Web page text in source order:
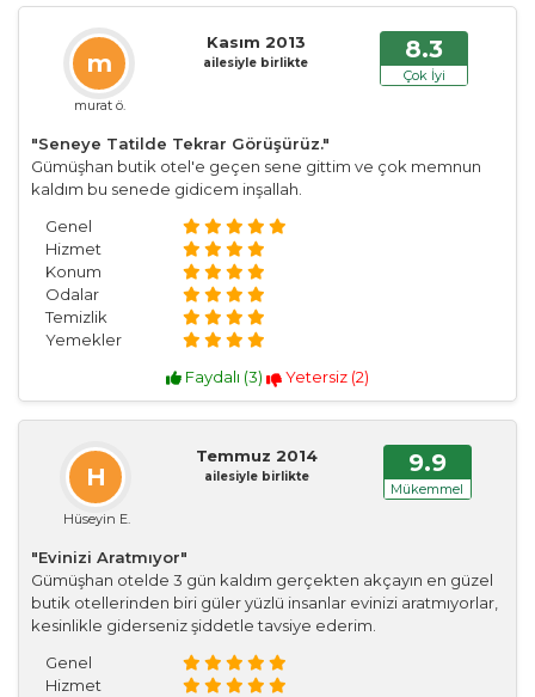
m
murat ö.
Kasım 2013
ailesiyle birlikte 8.3
Çok İyi
"Seneye Tatilde Tekrar Görüşürüz."
Gümüşhan butik otel'e geçen sene gittim ve çok memnun
kaldım bu senede gidicem inşallah.
Genel
Hizmet
Konum
Odalar
Temizlik
Yemekler
Faydalı (3) Yetersiz (2)
H
Hüseyin E.
Temmuz 2014
ailesiyle birlikte 9.9
Mükemmel
"Evinizi Aratmıyor"
Gümüşhan otelde 3 gün kaldım gerçekten akçayın en güzel
butik otellerinden biri güler yüzlü insanlar evinizi aratmıyorlar,
kesinlikle giderseniz şiddetle tavsiye ederim.
Genel
Hizmet